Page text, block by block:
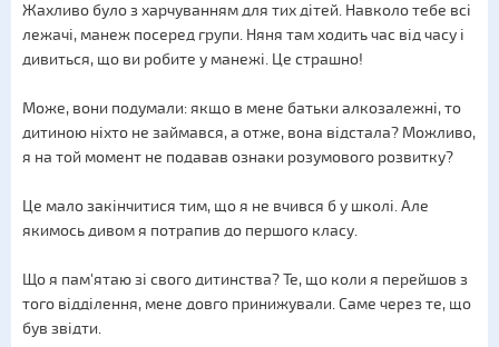
Жахливо було з харчуванням для тих дітей. Навколо тебе всі
лежачі, манеж посеред групи. Няня там ходить час від часу і
дивиться, що ви робите у манежі. Це страшно!
Може, вони подумали: якщо в мене батьки алкозалежні, то
дитиною ніхто не займався, а отже, вона відстала? Можливо,
я на той момент не подавав ознаки розумового розвитку?
Це мало закінчитися тим, що я не вчився б у школі. Але
якимось дивом я потрапив до першого класу.
Що я пам'ятаю зі свого дитинства? Те, що коли я перейшов з
того відділення, мене довго принижували. Саме через те, що
був звідти.